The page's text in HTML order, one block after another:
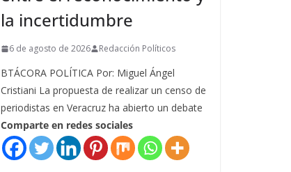
la incertidumbre
6 de agosto de 2026 Redacción Políticos
BTÁCORA POLÍTICA Por: Miguel Ángel
Cristiani La propuesta de realizar un censo de
periodistas en Veracruz ha abierto un debate
Comparte en redes sociales